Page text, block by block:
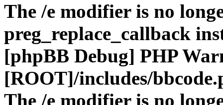
The /e modifier is no
preg_replace_callback
[phpBB Debug] PHP
[ROOT]/includes/
The /e modifier is no